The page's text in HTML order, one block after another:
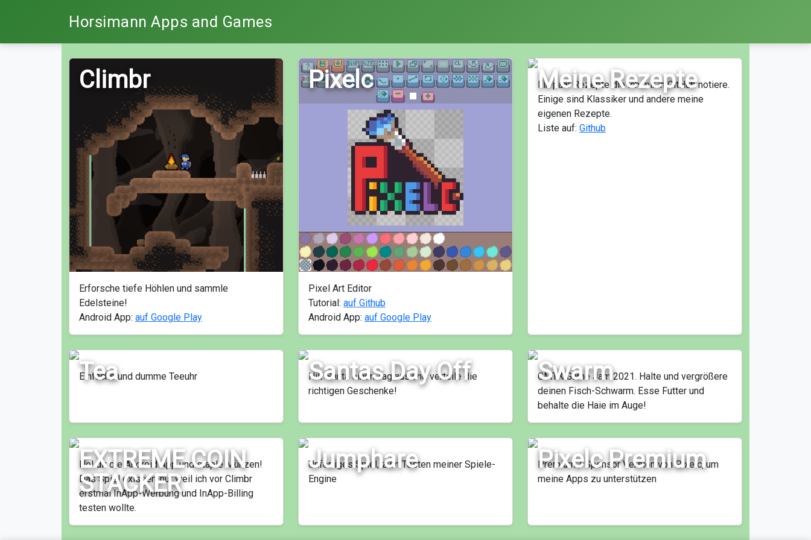
Horsimann Apps and Games
Climbr
Erforsche tiefe Höhlen und sammle
Edelsteine!
Android App: auf Google Play
Pixelc
Pixel Art Editor
Tutorial: auf Github
Android App: auf Google Play
Meine Rezepte
Ein paar Rezepte die ich mir in GitHub notiere.
Einige sind Klassiker und andere meine
eigenen Rezepte.
Liste auf: Github
Tea
Einfache und dumme Teeuhr Santas Day Off
Hilf Santa einen Tag aus und verteile die
richtigen Geschenke!
Swarm
GMTK Game Jam 2021. Halte und vergrößere
deinen Fisch-Schwarm. Esse Futter und
behalte die Haie im Auge!
EXTREME COIN
STACKER
Hol dir die Android App und staple Münzen!
Das Spiel existiert nur weil ich vor Climbr
erstmal InApp-Werbung und InApp-Billing
testen wollte.
Jumphare
Unfertiges Spiel, zum Testen meiner Spiele-
Engine
Pixelc Premium
Premium / Sponsor Version von Pixelc, um
meine Apps zu unterstützen